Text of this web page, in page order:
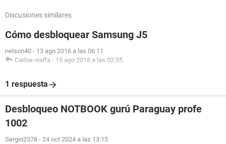
Discusiones similares
Cómo desbloquear Samsung J5
nelson40 - 13 ago 2016 a las 06:11
Carlos-vialfa - 15 ago 2016 a las 02:55
1 respuesta
Desbloqueo NOTBOOK gurú Paraguay profe
1002
Sergio2378 - 24 oct 2024 a las 13:15